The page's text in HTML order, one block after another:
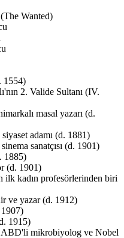
Wanted)
1554)
2. Valide Sultanı (IV.
masal yazarı (d.
adamı (d. 1881)
sanatçısı (d. 1901)
1885)
(d. 1901)
ilk kadın profesörlerinden biri
ve yazar (d. 1912)
1915)
ABD'li mikrobiyolog ve Nobel